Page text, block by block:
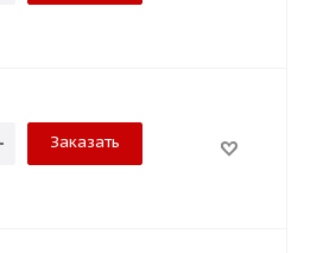
Заказать